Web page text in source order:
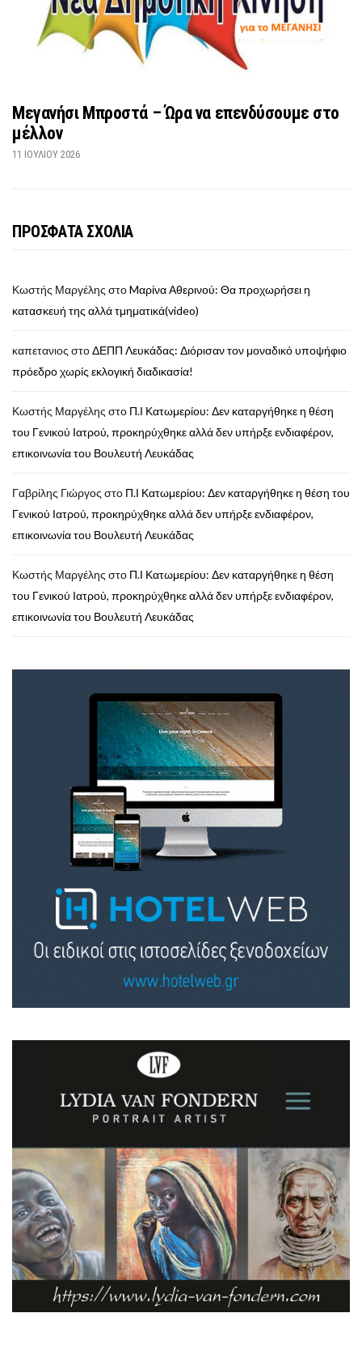
Μεγανήσι Μπροστά – Ώρα να επενδύσουμε στο
μέλλον
11 ΙΟΥΛΊΟΥ 2026
ΠΡΟΣΦΑΤΑ ΣΧΟΛΙΑ
Κωστής Μαργέλης στοMαρίνα Αθερινού: Θα προχωρήσει η
κατασκευή της αλλά τμηματικά(video)
καπετανιος στοΔΕΠΠ Λευκάδας: Διόρισαν τον μοναδικό υποψήφιο
πρόεδρο χωρίς εκλογική διαδικασία!
Κωστής Μαργέλης στο Π.Ι Κατωμερίου: Δεν καταργήθηκε η θέση
του Γενικού Ιατρού, προκηρύχθηκε αλλά δεν υπήρξε ενδιαφέρον,
επικοινωνία του Βουλευτή Λευκάδας
Γαβρίλης Γιώργος στο Π.Ι Κατωμερίου: Δεν καταργήθηκε η θέση του
Γενικού Ιατρού, προκηρύχθηκε αλλά δεν υπήρξε ενδιαφέρον,
επικοινωνία του Βουλευτή Λευκάδας
Κωστής Μαργέλης στο Π.Ι Κατωμερίου: Δεν καταργήθηκε η θέση
του Γενικού Ιατρού, προκηρύχθηκε αλλά δεν υπήρξε ενδιαφέρον,
επικοινωνία του Βουλευτή Λευκάδας